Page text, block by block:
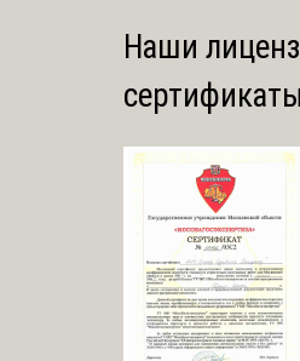
Наши
сертификаты